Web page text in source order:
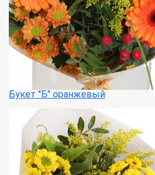
Букет "Б" оранжевый